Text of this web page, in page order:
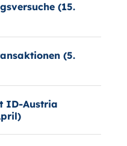
(15.
(5.
ID-Austria